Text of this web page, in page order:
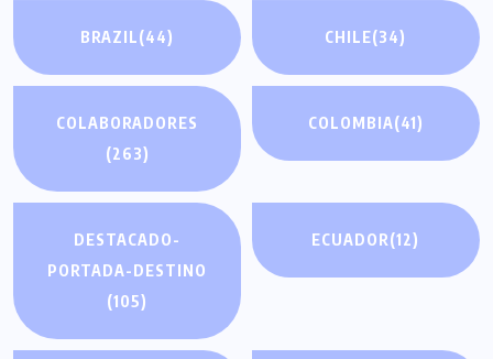
BRAZIL(44) CHILE(34)
COLABORADORES
(263)
COLOMBIA(41)
DESTACADO-
PORTADA-DESTINO
(105)
ECUADOR(12)